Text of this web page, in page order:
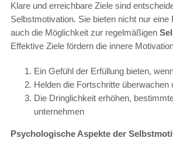
Klare und erreichbare Ziele sind
Selbstmotivation. Sie bieten nicht nur eine
auch die Möglichkeit zur regelmäßigen
Effektive Ziele fördern die innere
Ein Gefühl der Erfüllung bieten,
Helden die Fortschritte überwachen
Die Dringlichkeit erhöhen,
unternehmen
Psychologische Aspekte der